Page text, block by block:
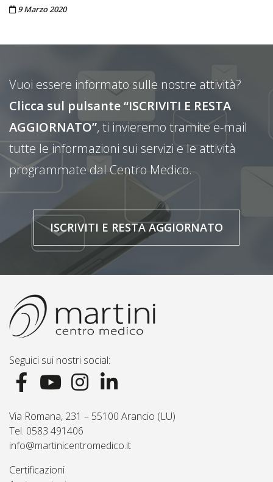
Pubblicato il
9 Marzo 2020
Vuoi essere informato sulle nostre attività?
Clicca sul pulsante “ISCRIVITI E RESTA
AGGIORNATO”, ti invieremo tramite e-mail
tutte le informazioni sui servizi e le attività
programmate dal Centro Medico.
ISCRIVITI E RESTA AGGIORNATO
Seguici sui nostri social:
Via Romana, 231 – 55100 Arancio (LU)
Tel. 0583 491406
info@martinicentromedico.it
Certificazioni